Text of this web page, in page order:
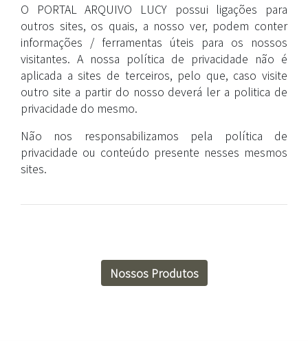
O PORTAL ARQUIVO LUCY possui ligações para
outros sites, os quais, a nosso ver, podem conter
informações / ferramentas úteis para os nossos
visitantes. A nossa política de privacidade não é
aplicada a sites de terceiros, pelo que, caso visite
outro site a partir do nosso deverá ler a politica de
privacidade do mesmo.
Não nos responsabilizamos pela política de
privacidade ou conteúdo presente nesses mesmos
sites.
Nossos Produtos